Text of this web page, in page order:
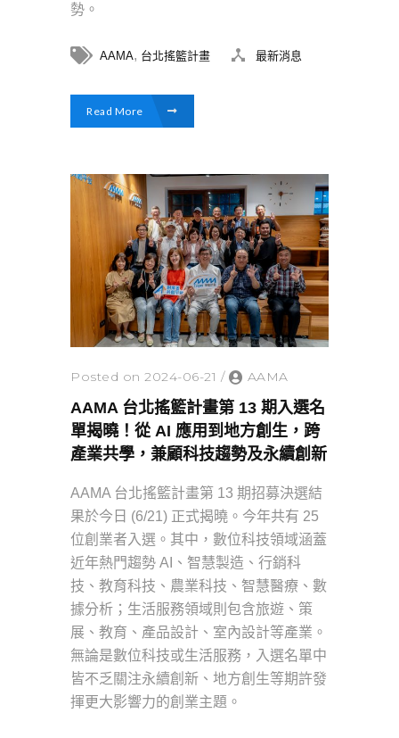
勢。
AAMA, 台北搖籃計畫 最新消息
Read More
Posted on 2024-06-21 / AAMA
AAMA 台北搖籃計畫第 13 期入選名
單揭曉！從 AI 應用到地方創生，跨
產業共學，兼顧科技趨勢及永續創新
AAMA 台北搖籃計畫第 13 期招募決選結
果於今日 (6/21) 正式揭曉。今年共有 25
位創業者入選。其中，數位科技領域涵蓋
近年熱門趨勢 AI、智慧製造、行銷科
技、教育科技、農業科技、智慧醫療、數
據分析；生活服務領域則包含旅遊、策
展、教育、產品設計、室內設計等產業。
無論是數位科技或生活服務，入選名單中
皆不乏關注永續創新、地方創生等期許發
揮更大影響力的創業主題。